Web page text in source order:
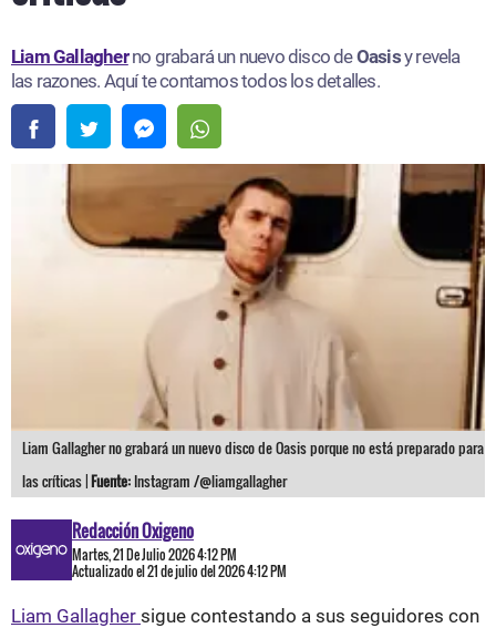
Liam Gallagherno grabará un nuevo disco deOasisy revela
las razones. Aquí te contamos todos los detalles.
Liam Gallagher no grabará un nuevo disco de Oasis porque no está preparado para
las críticas |Fuente: Instagram /@liamgallagher
Redacción Oxigeno
Martes, 21 De Julio 2026 4:12 PM
Actualizado el 21 de julio del 2026 4:12 PM
Liam Gallagher sigue contestando a sus seguidores con